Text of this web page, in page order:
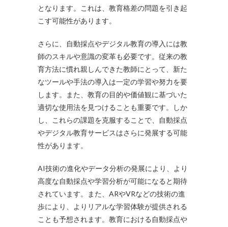
となります。これは、教育格差の問題を引き起
こす可能性があります。
さらに、自動採点やデジタル教育の導入には教
師のスキルや意識の変革も必要です。従来の教
育方法に慣れ親しんできた教師にとって、新た
なツールや手法の導入は一定の学習や努力を要
します。また、教育の目的や価値観に基づいた
適切な使用法を見つけることも重要です。しか
し、これらの課題を克服することで、自動採点
やデジタル教育サービスはさらに発展する可能
性があります。
AI技術の進化やデータ分析の発展により、より
高度な自動採点や学習分析が可能になると期待
されています。また、ARやVRなどの技術の進
歩により、よりリアルな学習体験が提供される
ことも予想されます。教育における自動採点や